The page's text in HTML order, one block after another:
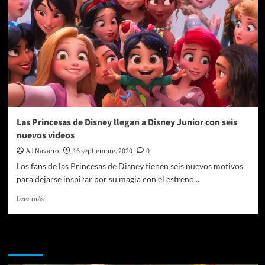
Las Princesas de Disney llegan a Disney Junior con seis
nuevos videos
AJ Navarro 16 septiembre, 2020
0
Los fans de las Princesas de Disney tienen seis nuevos motivos
para dejarse inspirar por su magia con el estreno...
Leer másLeer
de